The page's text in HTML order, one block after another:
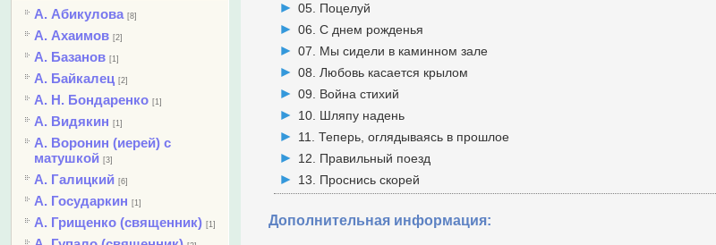
А. Абикулова [8]
А. Ахаимов [2]
А. Базанов [1]
А. Байкалец [2]
А. Н. Бондаренко [1]
А. Видякин [1]
А. Воронин (иерей) с
матушкой [3]
А. Галицкий [6]
А. Государкин [1]
А. Грищенко (священник) [1]
05. Поцелуй
06. С днем рожденья
07. Мы сидели в каминном зале
08. Любовь касается крылом
09. Война стихий
10. Шляпу надень
11. Теперь, оглядываясь в прошлое
12. Правильный поезд
13. Проснись скорей
Дополнительная информация: